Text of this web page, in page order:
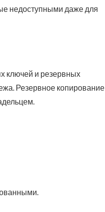
недоступными даже для
ключей и резервных
Резервное копирование